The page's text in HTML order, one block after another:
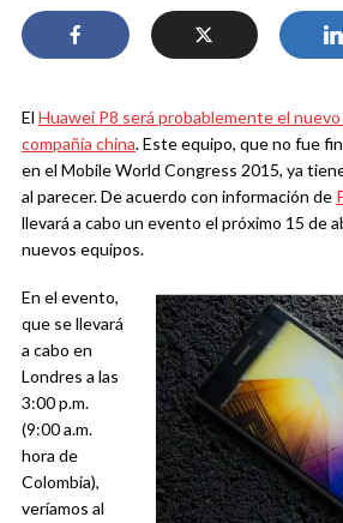
El Huawei P8 será probablemente el
compañía china. Este equipo, que no fue
en el Mobile World Congress 2015, ya
al parecer. De acuerdo con información de
llevará a cabo un evento el próximo 15 de
nuevos equipos.
En el evento,
que se llevará
a cabo en
Londres a las
3:00 p.m.
(9:00 a.m.
hora de
Colombia),
veríamos al